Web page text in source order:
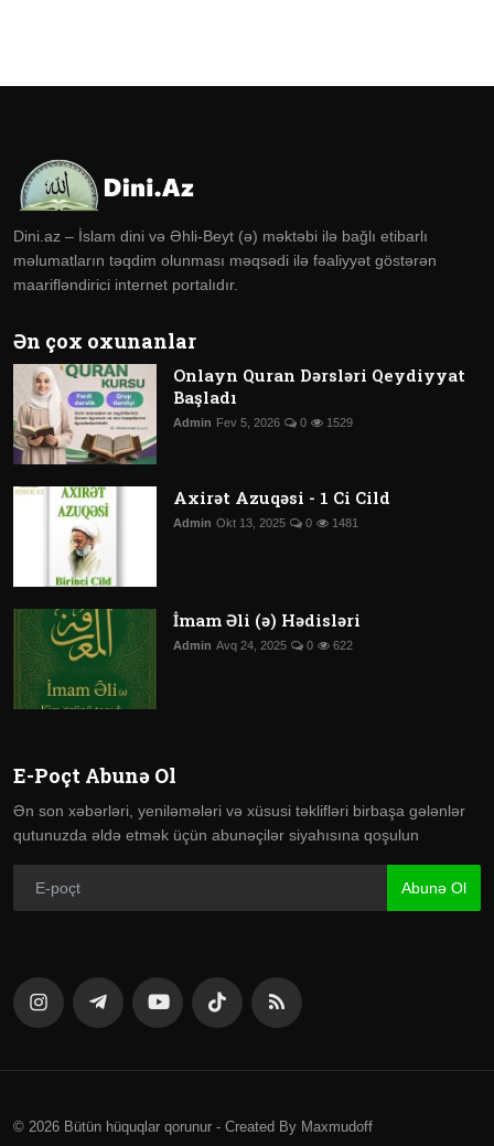
Dini.az – İslam dini və Əhli-Beyt (ə) məktəbi ilə bağlı etibarlı
məlumatların təqdim olunması məqsədi ilə fəaliyyət göstərən
maarifləndirici internet portalıdır.
Ən çox oxunanlar
Onlayn Quran Dərsləri Qeydiyyat
Başladı
Admin Fev 5, 2026 0 1529
Axirət Azuqəsi - 1 Ci Cild
Admin Okt 13, 2025 0 1481
İmam Əli (ə) Hədisləri
Admin Avq 24, 2025 0 622
E-Poçt Abunə Ol
Ən son xəbərləri, yeniləmələri və xüsusi təklifləri birbaşa gələnlər
qutunuzda əldə etmək üçün abunəçilər siyahısına qoşulun
Abunə Ol
© 2026 Bütün hüquqlar qorunur - Created By Maxmudoff